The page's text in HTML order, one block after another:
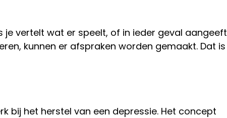
je vertelt wat er speelt, of in ieder geval aangeeft
kunnen er afspraken worden gemaakt. Dat is
bij het herstel van een depressie. Het concept